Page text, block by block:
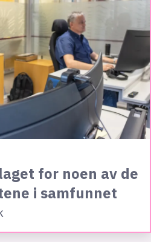
for noen av de
i samfunnet